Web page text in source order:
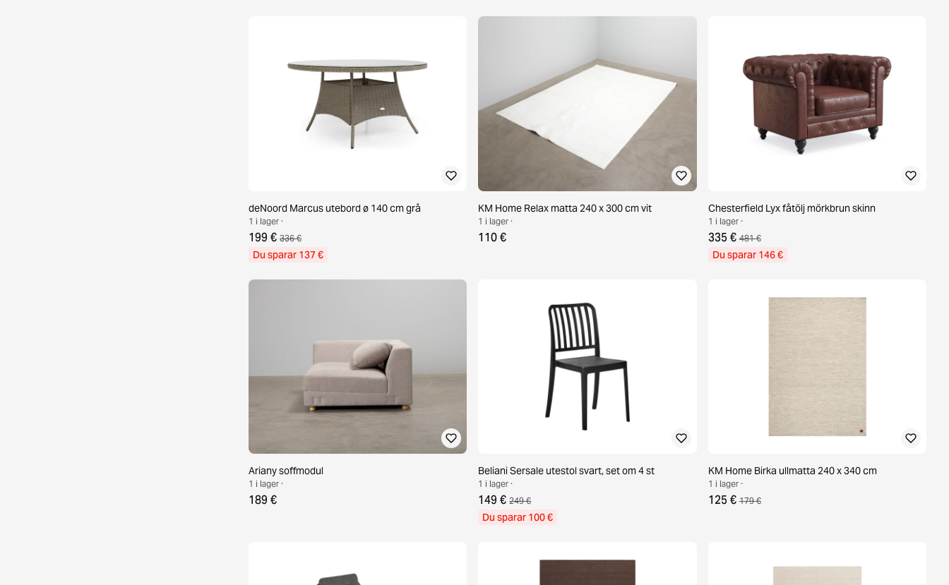
deNoord Marcus utebord ø 140 cm grå
1 i lager ·
199 € 336 €
Du sparar 137 €
KM Home Relax matta 240 x 300 cm vit
1 i lager ·
110 €
Chesterfield Lyx fåtölj mörkbrun skinn
1 i lager ·
335 € 481 €
Du sparar 146 €
Ariany soffmodul
1 i lager ·
189 €
Beliani Sersale utestol svart, set om 4 st
1 i lager ·
149 € 249 €
Du sparar 100 €
KM Home Birka ullmatta 240 x 340 cm
1 i lager ·
125 € 179 €